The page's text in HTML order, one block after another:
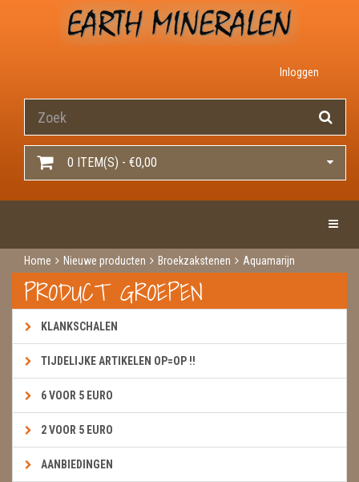
Inloggen
0 ITEM(S) - €0,00
Home Nieuwe producten Broekzakstenen Aquamarijn
PRODUCT GROEPEN
KLANKSCHALEN
TIJDELIJKE ARTIKELEN OP=OP !!
6 VOOR 5 EURO
2 VOOR 5 EURO
AANBIEDINGEN